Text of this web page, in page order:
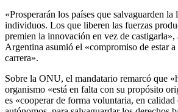
«Prosperarán los países que salvaguarden la
individuos. Los que liberen las fuerzas
premien la innovación en vez de castigarla»,
Argentina asumió el «compromiso de estar a
carrera».
Sobre la ONU, el mandatario remarcó que
organismo «está en falta con su propósito
es «cooperar de forma voluntaria, en calidad